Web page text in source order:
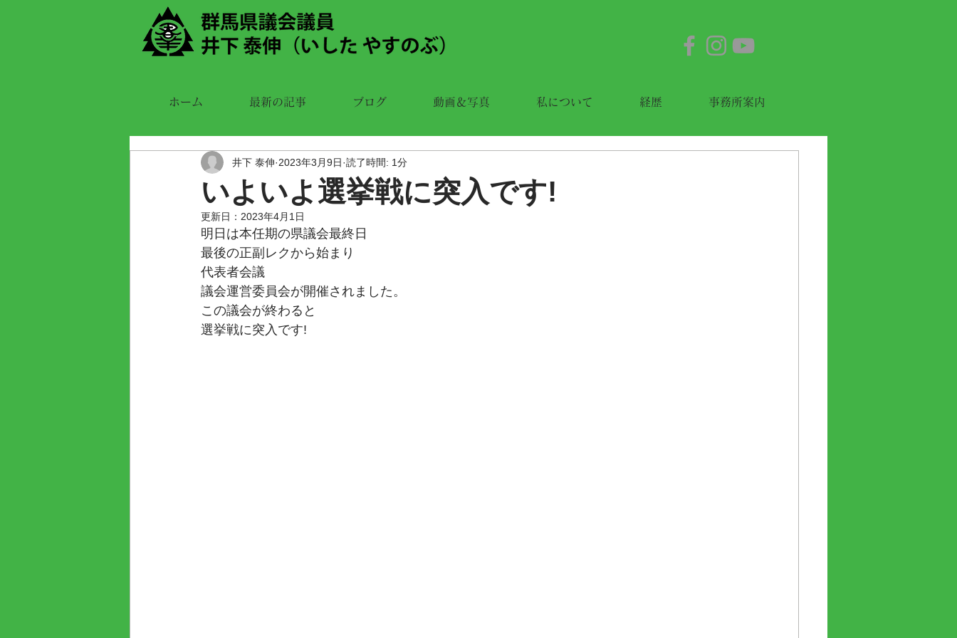
ホーム 最新の記事 ブログ 動画＆写真 私について 経歴 事務所案内
いよいよ選挙戦に突入です!
井下 泰伸 2023年3月9日 読了時間: 1分
更新日： 2023年4月1日
明日は本任期の県議会最終日
最後の正副レクから始まり
代表者会議
議会運営委員会が開催されました。
この議会が終わると
選挙戦に突入です!